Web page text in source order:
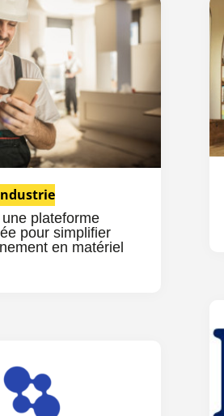
plateforme
pour simplifier
en matériel